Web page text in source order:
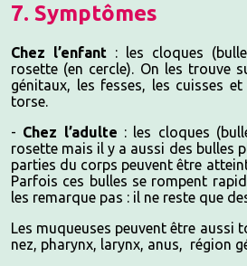
7. Symptômes
Chez l’enfant : les cloques
rosette (en cercle). On les trouve
génitaux, les fesses, les cuisses
torse.
- Chez l’adulte : les cloques
rosette mais il y a aussi des bulles
parties du corps peuvent être
Parfois ces bulles se rompent
les remarque pas : il ne reste que
Les muqueuses peuvent être aussi
nez, pharynx, larynx, anus, région